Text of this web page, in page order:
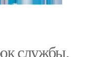
службы.